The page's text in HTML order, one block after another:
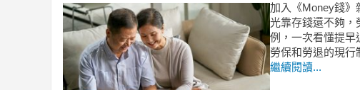
加入《Money錢》
光靠存錢還不夠，
例，一次看懂提早
勞保和勞退的現行
繼續閱讀...